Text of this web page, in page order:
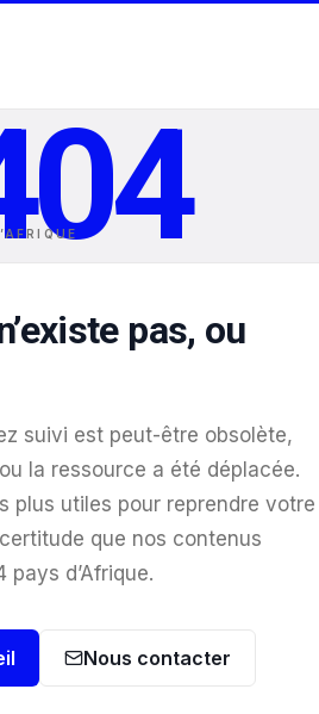
pas, ou
suivi est peut-être obsolète,
ou la ressource a été déplacée.
plus utiles pour reprendre votre
que nos contenus
d’Afrique.
Nous contacter
’AFRIQUE